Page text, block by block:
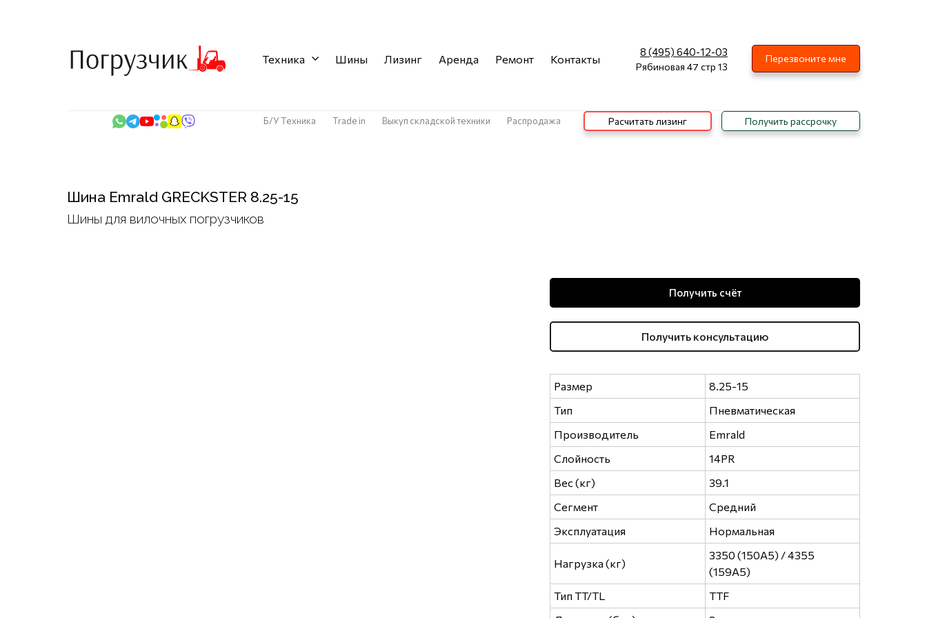
Техника Шины Лизинг Аренда Ремонт Контакты
8 (495) 640-12-03
Рябиновая 47 стр 13
Перезвоните мне
Б/У Техника Trade in Выкуп складской техники Распродажа Расчитать лизинг Получить рассрочку
Шина Emrald GRECKSTER 8.25-15
Шины для вилочных погрузчиков
Получить счёт
Получить консультацию
Размер
8.25-15
Тип
Пневматическая
Производитель
Emrald
Слойность
14PR
Вес (кг)
39.1
Сегмент
Средний
Эксплуатация
Нормальная
Нагрузка (кг)
3350 (150A5) / 4355
(159A5)
Тип TT/TL
TTF